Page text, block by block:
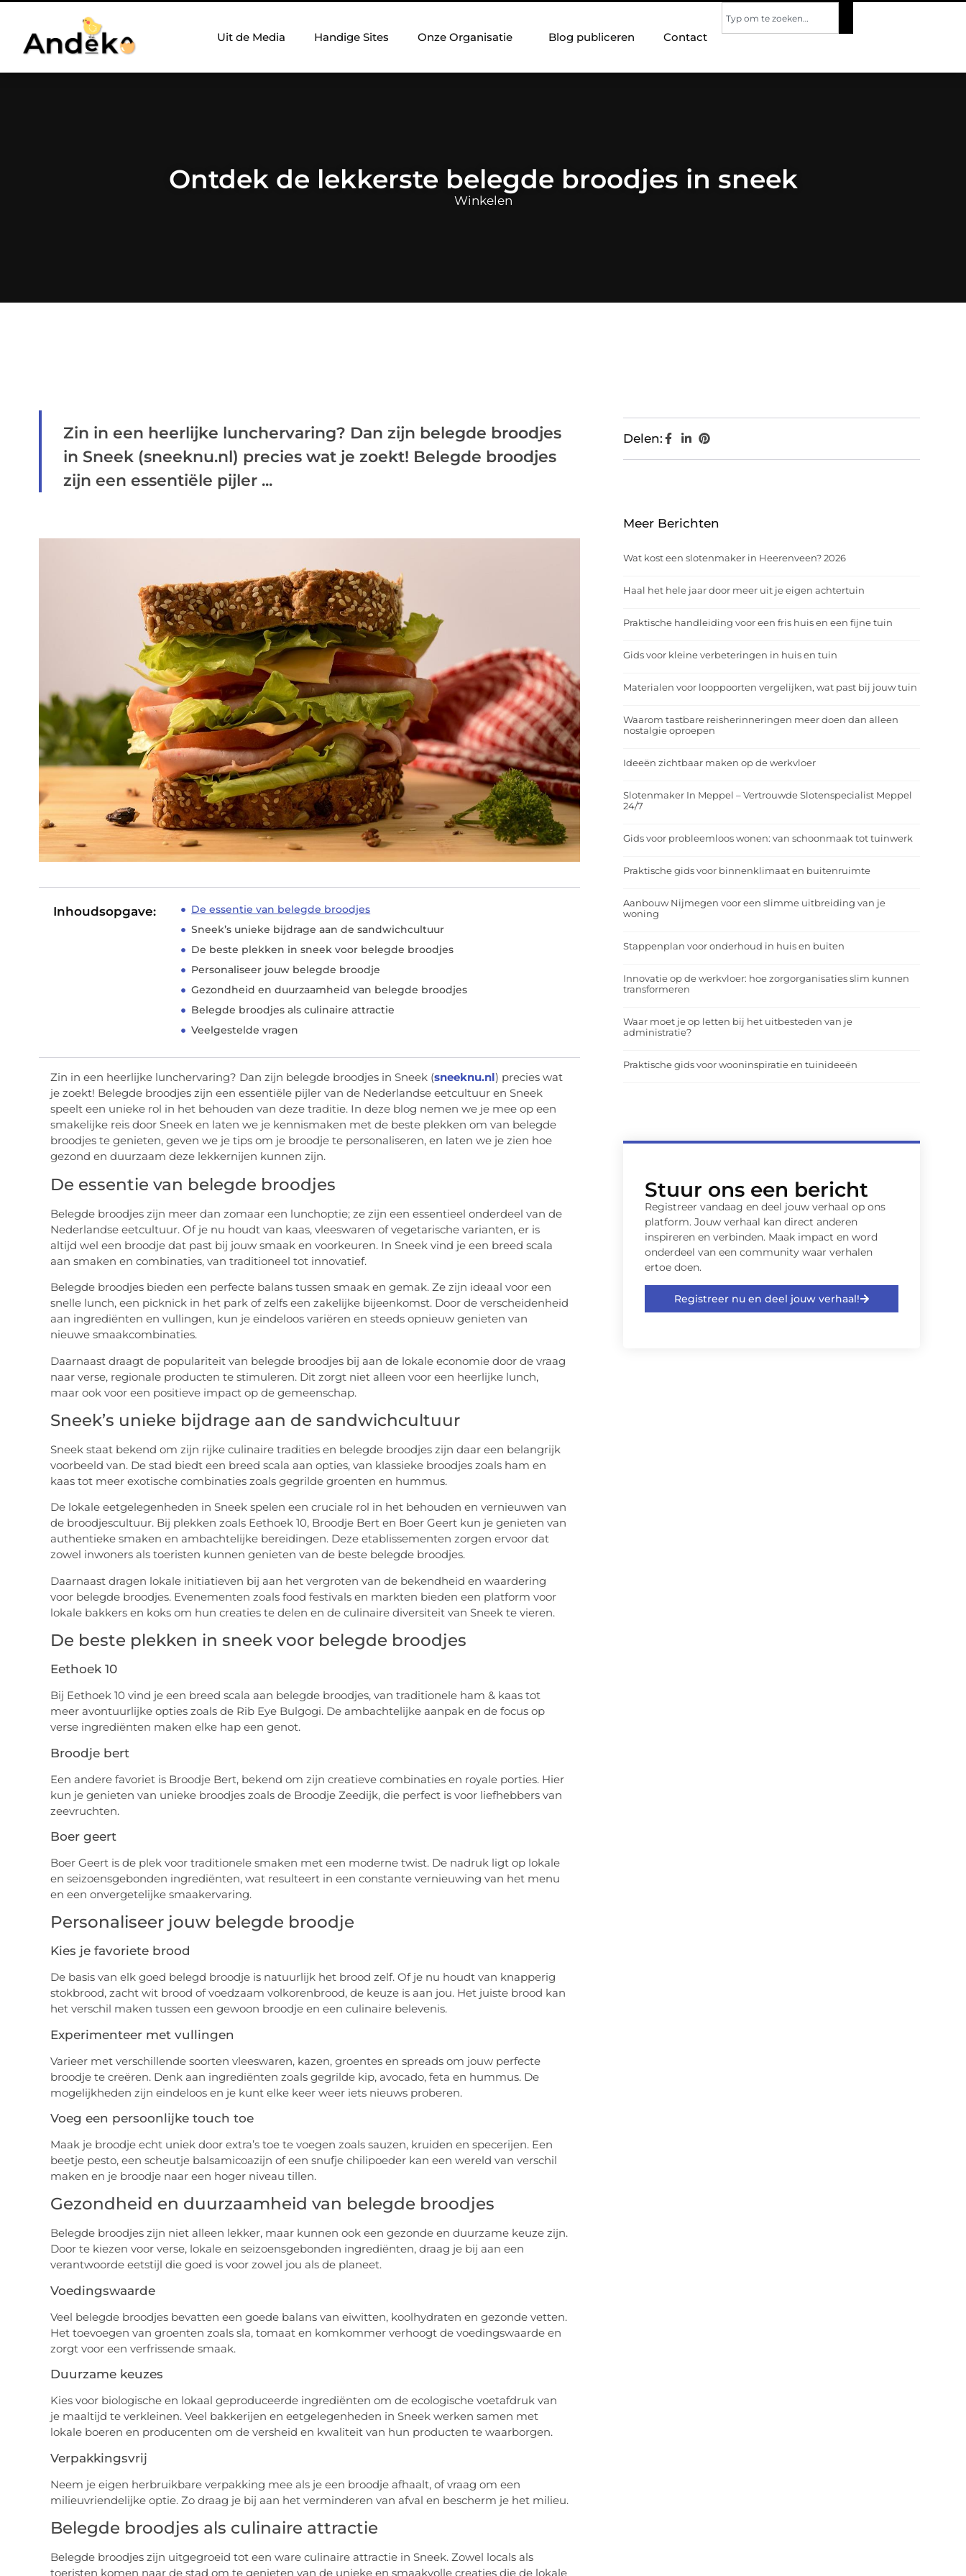
Uit de Media Handige Sites Onze Organisatie Blog publiceren Contact
Ontdek de lekkerste belegde broodjes in sneek
Winkelen
Zin in een heerlijke lunchervaring? Dan zijn belegde broodjes
in Sneek (sneeknu.nl) precies wat je zoekt! Belegde broodjes
zijn een essentiële pijler ...
Inhoudsopgave:
De essentie van belegde broodjes
Sneek’s unieke bijdrage aan de sandwichcultuur
De beste plekken in sneek voor belegde broodjes
Personaliseer jouw belegde broodje
Gezondheid en duurzaamheid van belegde broodjes
Belegde broodjes als culinaire attractie
Veelgestelde vragen
Zin in een heerlijke lunchervaring? Dan zijn belegde broodjes in Sneek (sneeknu.nl) precies wat
je zoekt! Belegde broodjes zijn een essentiële pijler van de Nederlandse eetcultuur en Sneek
speelt een unieke rol in het behouden van deze traditie. In deze blog nemen we je mee op een
smakelijke reis door Sneek en laten we je kennismaken met de beste plekken om van belegde
broodjes te genieten, geven we je tips om je broodje te personaliseren, en laten we je zien hoe
gezond en duurzaam deze lekkernijen kunnen zijn.
De essentie van belegde broodjes
Belegde broodjes zijn meer dan zomaar een lunchoptie; ze zijn een essentieel onderdeel van de
Nederlandse eetcultuur. Of je nu houdt van kaas, vleeswaren of vegetarische varianten, er is
altijd wel een broodje dat past bij jouw smaak en voorkeuren. In Sneek vind je een breed scala
aan smaken en combinaties, van traditioneel tot innovatief.
Belegde broodjes bieden een perfecte balans tussen smaak en gemak. Ze zijn ideaal voor een
snelle lunch, een picknick in het park of zelfs een zakelijke bijeenkomst. Door de verscheidenheid
aan ingrediënten en vullingen, kun je eindeloos variëren en steeds opnieuw genieten van
nieuwe smaakcombinaties.
Daarnaast draagt de populariteit van belegde broodjes bij aan de lokale economie door de vraag
naar verse, regionale producten te stimuleren. Dit zorgt niet alleen voor een heerlijke lunch,
maar ook voor een positieve impact op de gemeenschap.
Sneek’s unieke bijdrage aan de sandwichcultuur
Sneek staat bekend om zijn rijke culinaire tradities en belegde broodjes zijn daar een belangrijk
voorbeeld van. De stad biedt een breed scala aan opties, van klassieke broodjes zoals ham en
kaas tot meer exotische combinaties zoals gegrilde groenten en hummus.
De lokale eetgelegenheden in Sneek spelen een cruciale rol in het behouden en vernieuwen van
de broodjescultuur. Bij plekken zoals Eethoek 10, Broodje Bert en Boer Geert kun je genieten van
authentieke smaken en ambachtelijke bereidingen. Deze etablissementen zorgen ervoor dat
zowel inwoners als toeristen kunnen genieten van de beste belegde broodjes.
Daarnaast dragen lokale initiatieven bij aan het vergroten van de bekendheid en waardering
voor belegde broodjes. Evenementen zoals food festivals en markten bieden een platform voor
lokale bakkers en koks om hun creaties te delen en de culinaire diversiteit van Sneek te vieren.
De beste plekken in sneek voor belegde broodjes
Eethoek 10
Bij Eethoek 10 vind je een breed scala aan belegde broodjes, van traditionele ham & kaas tot
meer avontuurlijke opties zoals de Rib Eye Bulgogi. De ambachtelijke aanpak en de focus op
verse ingrediënten maken elke hap een genot.
Broodje bert
Een andere favoriet is Broodje Bert, bekend om zijn creatieve combinaties en royale porties. Hier
kun je genieten van unieke broodjes zoals de Broodje Zeedijk, die perfect is voor liefhebbers van
zeevruchten.
Boer geert
Boer Geert is de plek voor traditionele smaken met een moderne twist. De nadruk ligt op lokale
en seizoensgebonden ingrediënten, wat resulteert in een constante vernieuwing van het menu
en een onvergetelijke smaakervaring.
Personaliseer jouw belegde broodje
Kies je favoriete brood
De basis van elk goed belegd broodje is natuurlijk het brood zelf. Of je nu houdt van knapperig
stokbrood, zacht wit brood of voedzaam volkorenbrood, de keuze is aan jou. Het juiste brood kan
het verschil maken tussen een gewoon broodje en een culinaire belevenis.
Experimenteer met vullingen
Varieer met verschillende soorten vleeswaren, kazen, groentes en spreads om jouw perfecte
broodje te creëren. Denk aan ingrediënten zoals gegrilde kip, avocado, feta en hummus. De
mogelijkheden zijn eindeloos en je kunt elke keer weer iets nieuws proberen.
Voeg een persoonlijke touch toe
Maak je broodje echt uniek door extra’s toe te voegen zoals sauzen, kruiden en specerijen. Een
beetje pesto, een scheutje balsamicoazijn of een snufje chilipoeder kan een wereld van verschil
maken en je broodje naar een hoger niveau tillen.
Gezondheid en duurzaamheid van belegde broodjes
Belegde broodjes zijn niet alleen lekker, maar kunnen ook een gezonde en duurzame keuze zijn.
Door te kiezen voor verse, lokale en seizoensgebonden ingrediënten, draag je bij aan een
verantwoorde eetstijl die goed is voor zowel jou als de planeet.
Voedingswaarde
Veel belegde broodjes bevatten een goede balans van eiwitten, koolhydraten en gezonde vetten.
Het toevoegen van groenten zoals sla, tomaat en komkommer verhoogt de voedingswaarde en
zorgt voor een verfrissende smaak.
Duurzame keuzes
Kies voor biologische en lokaal geproduceerde ingrediënten om de ecologische voetafdruk van
je maaltijd te verkleinen. Veel bakkerijen en eetgelegenheden in Sneek werken samen met
lokale boeren en producenten om de versheid en kwaliteit van hun producten te waarborgen.
Verpakkingsvrij
Neem je eigen herbruikbare verpakking mee als je een broodje afhaalt, of vraag om een
milieuvriendelijke optie. Zo draag je bij aan het verminderen van afval en bescherm je het milieu.
Belegde broodjes als culinaire attractie
Belegde broodjes zijn uitgegroeid tot een ware culinaire attractie in Sneek. Zowel locals als
toeristen komen naar de stad om te genieten van de unieke en smaakvolle creaties die de lokale
Delen:
Meer Berichten
Wat kost een slotenmaker in Heerenveen? 2026
Haal het hele jaar door meer uit je eigen achtertuin
Praktische handleiding voor een fris huis en een fijne tuin
Gids voor kleine verbeteringen in huis en tuin
Materialen voor looppoorten vergelijken, wat past bij jouw tuin
Waarom tastbare reisherinneringen meer doen dan alleen
nostalgie oproepen
Ideeën zichtbaar maken op de werkvloer
Slotenmaker In Meppel – Vertrouwde Slotenspecialist Meppel
24/7
Gids voor probleemloos wonen: van schoonmaak tot tuinwerk
Praktische gids voor binnenklimaat en buitenruimte
Aanbouw Nijmegen voor een slimme uitbreiding van je
woning
Stappenplan voor onderhoud in huis en buiten
Innovatie op de werkvloer: hoe zorgorganisaties slim kunnen
transformeren
Waar moet je op letten bij het uitbesteden van je
administratie?
Praktische gids voor wooninspiratie en tuinideeën
Stuur ons een bericht
Registreer vandaag en deel jouw verhaal op ons
platform. Jouw verhaal kan direct anderen
inspireren en verbinden. Maak impact en word
onderdeel van een community waar verhalen
ertoe doen.
Registreer nu en deel jouw verhaal!